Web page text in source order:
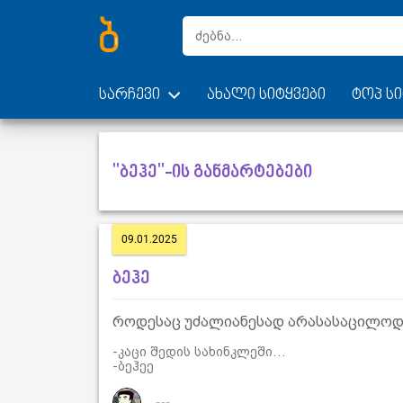
სარჩევი ახალი სიტყვები ტოპ
"ბეჰე"-ის განმარტებები
09.01.2025
ბეჰე
როდესაც უძალიანესად
-კაცი შედის სახინკლეში…
-ბეჰეე